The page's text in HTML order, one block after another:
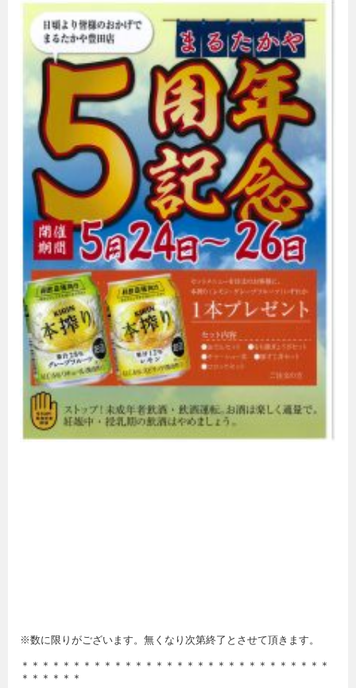
※数に限りがございます。無くなり次第終了とさせて頂きます。
＊＊＊＊＊＊＊＊＊＊＊＊＊＊＊＊＊＊＊＊＊＊＊＊＊＊＊＊＊＊
＊＊＊＊＊＊